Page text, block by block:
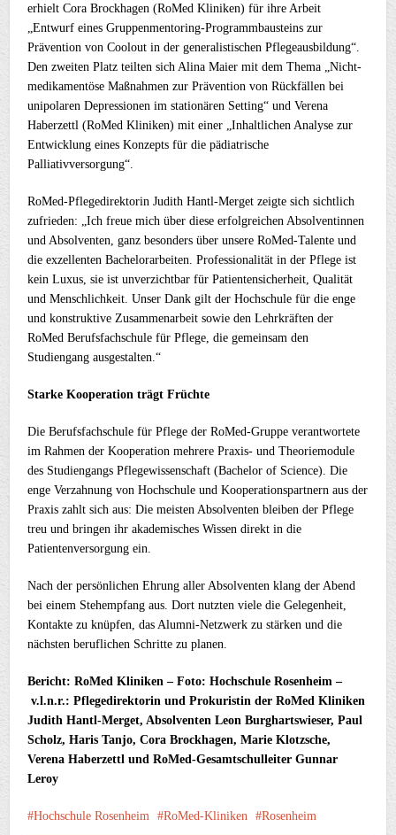
erhielt Cora Brockhagen (RoMed Kliniken) für ihre Arbeit
„Entwurf eines Gruppenmentoring-Programmbausteins zur
Prävention von Coolout in der generalistischen Pflegeausbildung“.
Den zweiten Platz teilten sich Alina Maier mit dem Thema „Nicht-
medikamentöse Maßnahmen zur Prävention von Rückfällen bei
unipolaren Depressionen im stationären Setting“ und Verena
Haberzettl (RoMed Kliniken) mit einer „Inhaltlichen Analyse zur
Entwicklung eines Konzepts für die pädiatrische
Palliativversorgung“.
RoMed-Pflegedirektorin Judith Hantl-Merget zeigte sich sichtlich
zufrieden: „Ich freue mich über diese erfolgreichen Absolventinnen
und Absolventen, ganz besonders über unsere RoMed-Talente und
die exzellenten Bachelorarbeiten. Professionalität in der Pflege ist
kein Luxus, sie ist unverzichtbar für Patientensicherheit, Qualität
und Menschlichkeit. Unser Dank gilt der Hochschule für die enge
und konstruktive Zusammenarbeit sowie den Lehrkräften der
RoMed Berufsfachschule für Pflege, die gemeinsam den
Studiengang ausgestalten.“
Starke Kooperation trägt Früchte
Die Berufsfachschule für Pflege der RoMed-Gruppe verantwortete
im Rahmen der Kooperation mehrere Praxis- und Theoriemodule
des Studiengangs Pflegewissenschaft (Bachelor of Science). Die
enge Verzahnung von Hochschule und Kooperationspartnern aus der
Praxis zahlt sich aus: Die meisten Absolventen bleiben der Pflege
treu und bringen ihr akademisches Wissen direkt in die
Patientenversorgung ein.
Nach der persönlichen Ehrung aller Absolventen klang der Abend
bei einem Stehempfang aus. Dort nutzten viele die Gelegenheit,
Kontakte zu knüpfen, das Alumni-Netzwerk zu stärken und die
nächsten beruflichen Schritte zu planen.
Bericht: RoMed Kliniken – Foto: Hochschule Rosenheim –
v.l.n.r.: Pflegedirektorin und Prokuristin der RoMed Kliniken
Judith Hantl-Merget, Absolventen Leon Burghartswieser, Paul
Scholz, Haris Tanjo, Cora Brockhagen, Marie Klotzsche,
Verena Haberzettl und RoMed-Gesamtschulleiter Gunnar
Leroy
Hochschule Rosenheim RoMed-Kliniken Rosenheim